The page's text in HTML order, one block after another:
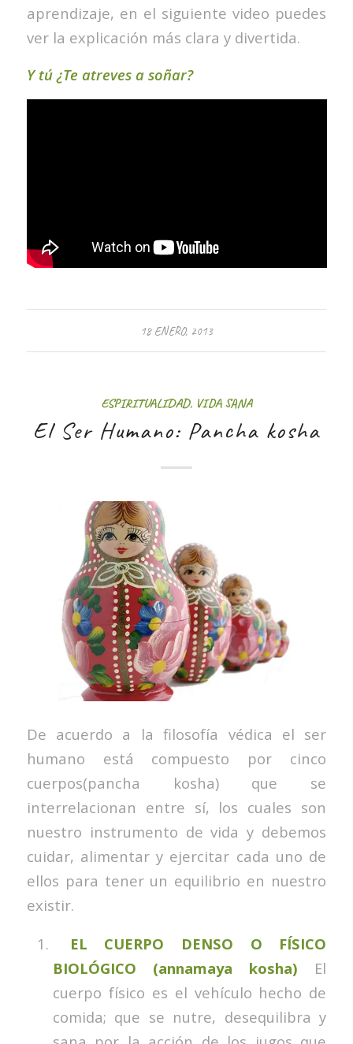
aprendizaje, en el siguiente video puedes
ver la explicación más clara y divertida.
Y tú ¿Te atreves a soñar?
18 ENERO, 2013
ESPIRITUALIDAD, VIDA SANA
El Ser Humano: Pancha kosha
De acuerdo a la filosofía védica el ser
humano está compuesto por cinco
cuerpos(pancha kosha) que se
interrelacionan entre sí, los cuales son
nuestro instrumento de vida y debemos
cuidar, alimentar y ejercitar cada uno de
ellos para tener un equilibrio en nuestro
existir.
EL CUERPO DENSO O FÍSICO
BIOLÓGICO (annamaya kosha) El
cuerpo físico es el vehículo hecho de
comida; que se nutre, desequilibra y